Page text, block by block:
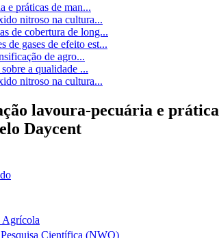
e práticas de man...
nitroso na cultura...
de cobertura de long...
de gases de efeito est...
de agro...
a qualidade ...
nitroso na cultura...
lavoura-pecuária e
Daycent
Agrícola
Científica (NWO)